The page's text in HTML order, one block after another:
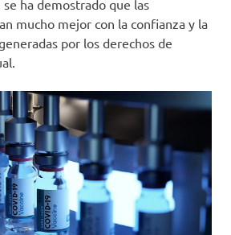
ha demostrado que las
mucho mejor con la confianza y la
por los derechos de